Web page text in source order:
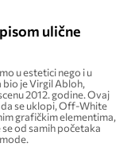
ulične
u estetici nego i u
bio je Virgil Abloh,
2012. godine. Ovaj
se uklopi, Off-White
grafičkim elementima,
od samih početaka